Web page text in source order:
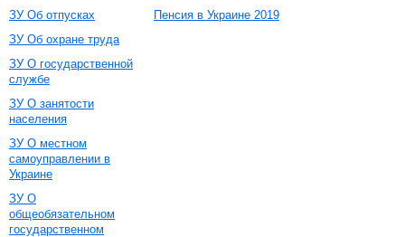
ЗУ Об отпусках
ЗУ Об охране труда
ЗУ О государственной
службе
ЗУ О занятости
населения
ЗУ О местном
самоуправлении в
Украине
ЗУ О
общеобязательном
государственном
Пенсия в Украине 2019